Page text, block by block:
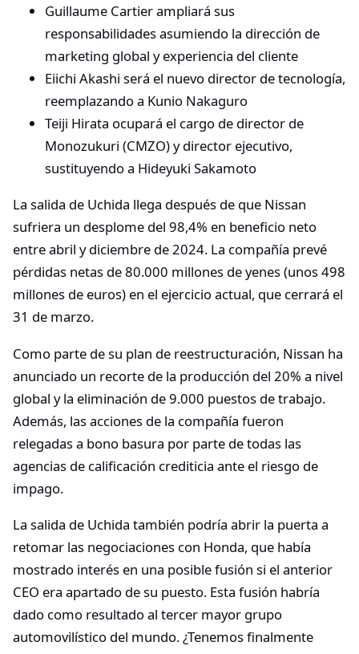
Guillaume Cartier ampliará sus
responsabilidades asumiendo la dirección de
marketing global y experiencia del cliente
Eiichi Akashi será el nuevo director de tecnología,
reemplazando a Kunio Nakaguro
Teiji Hirata ocupará el cargo de director de
Monozukuri (CMZO) y director ejecutivo,
sustituyendo a Hideyuki Sakamoto
La salida de Uchida llega después de que Nissan
sufriera un desplome del 98,4% en beneficio neto
entre abril y diciembre de 2024. La compañía prevé
pérdidas netas de 80.000 millones de yenes (unos 498
millones de euros) en el ejercicio actual, que cerrará el
31 de marzo.
Como parte de su plan de reestructuración, Nissan ha
anunciado un recorte de la producción del 20% a nivel
global y la eliminación de 9.000 puestos de trabajo.
Además, las acciones de la compañía fueron
relegadas a bono basura por parte de todas las
agencias de calificación crediticia ante el riesgo de
impago.
La salida de Uchida también podría abrir la puerta a
retomar las negociaciones con Honda, que había
mostrado interés en una posible fusión si el anterior
CEO era apartado de su puesto. Esta fusión habría
dado como resultado al tercer mayor grupo
automovilístico del mundo. ¿Tenemos finalmente